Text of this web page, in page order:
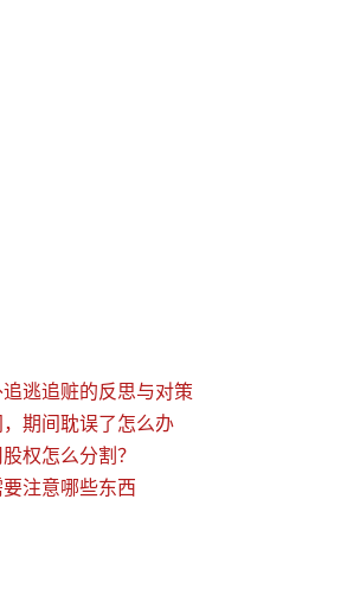
逃追赃的反思与对策
期间耽误了怎么办
权怎么分割？
注意哪些东西